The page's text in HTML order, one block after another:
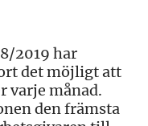
2019 har
det möjligt att
varje månad.
den främsta